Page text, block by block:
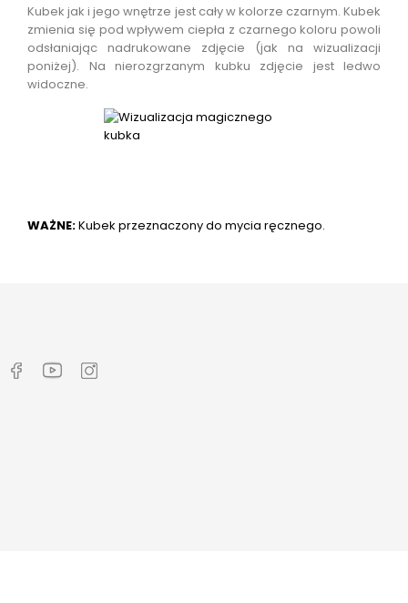
Kubek jak i jego wnętrze jest cały w kolorze czarnym. Kubek
zmienia się pod wpływem ciepła z czarnego koloru powoli
odsłaniając nadrukowane zdjęcie (jak na wizualizacji
poniżej). Na nierozgrzanym kubku zdjęcie jest ledwo
widoczne.
WAŻNE:Kubek przeznaczony do mycia ręcznego.